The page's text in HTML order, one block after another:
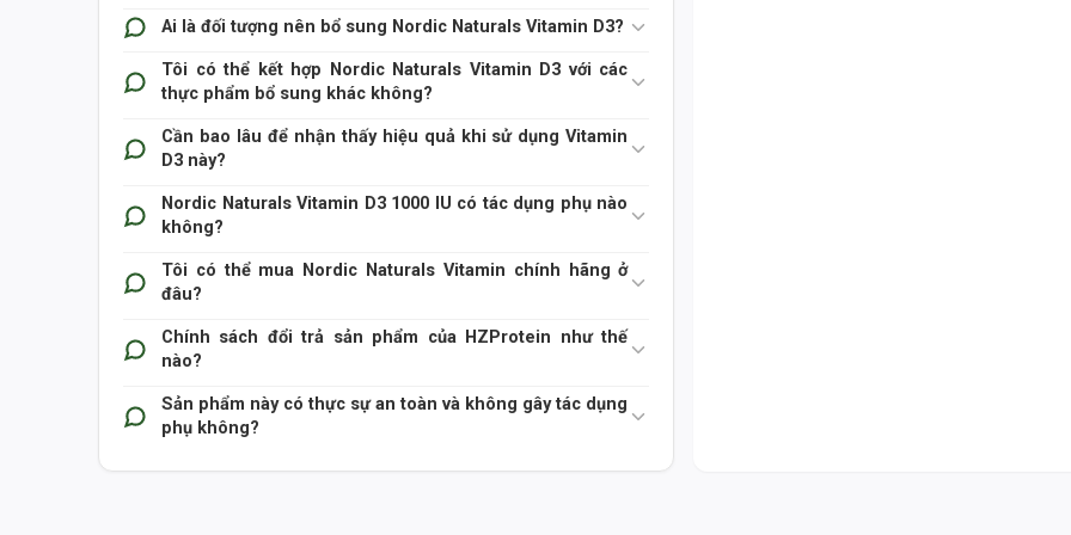
Ai là đối tượng nên bổ sung Nordic Naturals Vitamin D3?
Tôi có thể kết hợp Nordic Naturals Vitamin D3 với các
thực phẩm bổ sung khác không?
Cần bao lâu để nhận thấy hiệu quả khi sử dụng Vitamin
D3 này?
Nordic Naturals Vitamin D3 1000 IU có tác dụng phụ nào
không?
Tôi có thể mua Nordic Naturals Vitamin chính hãng ở
đâu?
Chính sách đổi trả sản phẩm của HZProtein như thế
nào?
Sản phẩm này có thực sự an toàn và không gây tác dụng
phụ không?